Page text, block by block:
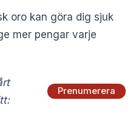
oro kan göra dig sjuk
mer pengar varje
Prenumerera